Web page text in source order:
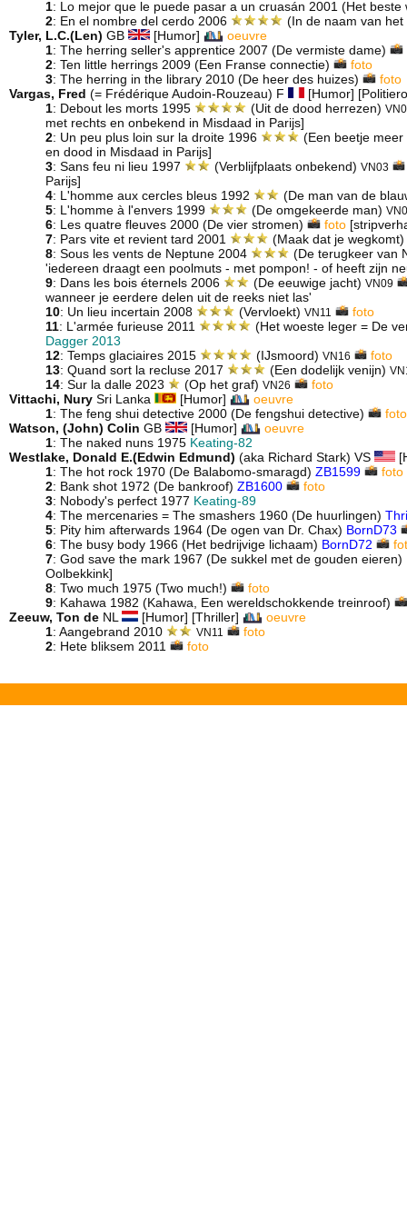
1: Lo mejor que le puede pasar a un cruasán 2001 (Het
2: En el nombre del cerdo 2006
(In de naam van
Tyler, L.C.(Len) GB [Humor]
oeuvre
1: The herring seller's apprentice 2007 (De vermiste dame)
2: Ten little herrings 2009 (Een Franse connectie)
foto
3: The herring in the library 2010 (De heer des huizes)
foto
Vargas, Fred (= Frédérique Audoin-Rouzeau) F
[Humor]
1: Debout les morts 1995 (Uit de dood herrezen)
met rechts en onbekend in Misdaad in Parijs]
2: Un peu plus loin sur la droite 1996
(Een beetje
en dood in Misdaad in Parijs]
3: Sans feu ni lieu 1997 (Verblijfplaats onbekend) VN03
Parijs]
4: L'homme aux cercles bleus 1992
(De man van de
5: L'homme à l'envers 1999 (De omgekeerde man)
6: Les quatre fleuves 2000 (De vier stromen) foto
7: Pars vite et revient tard 2001
(Maak dat je
8: Sous les vents de Neptune 2004
(De terugkeer van
'iedereen draagt een poolmuts - met pompon! - of heeft zijn
9: Dans les bois éternels 2006 (De eeuwige jacht) VN09
wanneer je eerdere delen uit de reeks niet las'
10: Un lieu incertain 2008 (Vervloekt)VN11
foto
11: L'armée furieuse 2011
(Het woeste leger = De
Dagger 2013
12: Temps glaciaires 2015 (IJsmoord) VN16
foto
13: Quand sort la recluse 2017 (Een dodelijk venijn)
14: Sur la dalle 2023 (Op het graf)VN26
foto
Vittachi, Nury Sri Lanka [Humor]
oeuvre
1: The feng shui detective 2000 (De fengshui detective)
foto
Watson, (John) Colin GB [Humor]
oeuvre
1: The naked nuns 1975 Keating-82
Westlake, Donald E.(Edwin Edmund) (aka Richard Stark) VS
1: The hot rock 1970 (De Balabomo-smaragd) ZB1599
foto
2: Bank shot 1972 (De bankroof) ZB1600
foto
3: Nobody's perfect 1977 Keating-89
4: The mercenaries = The smashers 1960 (De huurlingen)
5: Pity him afterwards 1964 (De ogen van Dr. Chax) BornD73
6: The busy body 1966 (Het bedrijvige lichaam) BornD72
7: God save the mark 1967 (De sukkel met de gouden eieren)
Oolbekkink]
8: Two much 1975 (Two much!)
foto
9: Kahawa 1982 (Kahawa, Een wereldschokkende treinroof)
Zeeuw, Ton de NL [Humor] [Thriller]
oeuvre
1: Aangebrand 2010 VN11
foto
2: Hete bliksem 2011 foto